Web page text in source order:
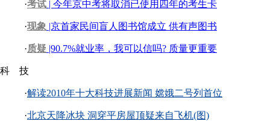
·考试 | 今年京中考将取消已使用四年的考生卡
·现象 |京首家民间盲人图书馆成立 供有声图书
·质疑 |90.7%就业率，我可以信吗? 质量更重要
科 技
·解读2010年十大科技进展新闻 嫦娥二号列首位
·北京天降冰块 洞穿平房屋顶疑来自飞机(图)